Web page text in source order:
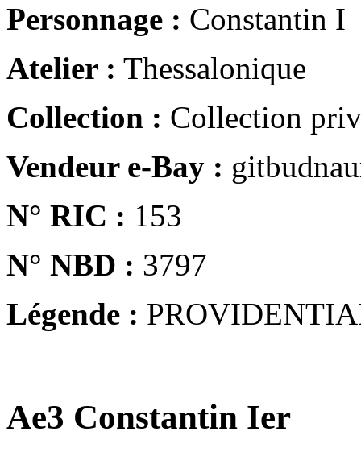
Personnage : Constantin I
Atelier : Thessalonique
Collection : Collection
Vendeur e-Bay :
N° RIC : 153
N° NBD : 3797
Légende :
Ae3 Constantin Ier